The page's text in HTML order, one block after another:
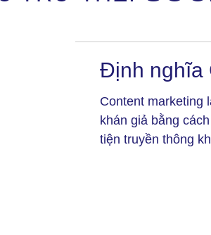
Định nghĩa
Content marketing
khán giả bằng
tiện truyền thông